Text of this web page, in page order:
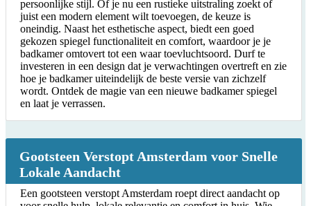
persoonlijke stijl. Of je nu een rustieke uitstraling zoekt of
juist een modern element wilt toevoegen, de keuze is
oneindig. Naast het esthetische aspect, biedt een goed
gekozen spiegel functionaliteit en comfort, waardoor je je
badkamer omtovert tot een waar toevluchtsoord. Durf te
investeren in een design dat je verwachtingen overtreft en zie
hoe je badkamer uiteindelijk de beste versie van zichzelf
wordt. Ontdek de magie van een nieuwe badkamer spiegel
en laat je verrassen.
Gootsteen Verstopt Amsterdam voor Snelle
Lokale Aandacht
Een gootsteen verstopt Amsterdam roept direct aandacht op